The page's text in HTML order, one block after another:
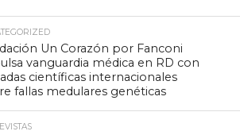
Un Corazón por Fanconi
vanguardia médica en RD con
científicas internacionales
fallas medulares genéticas